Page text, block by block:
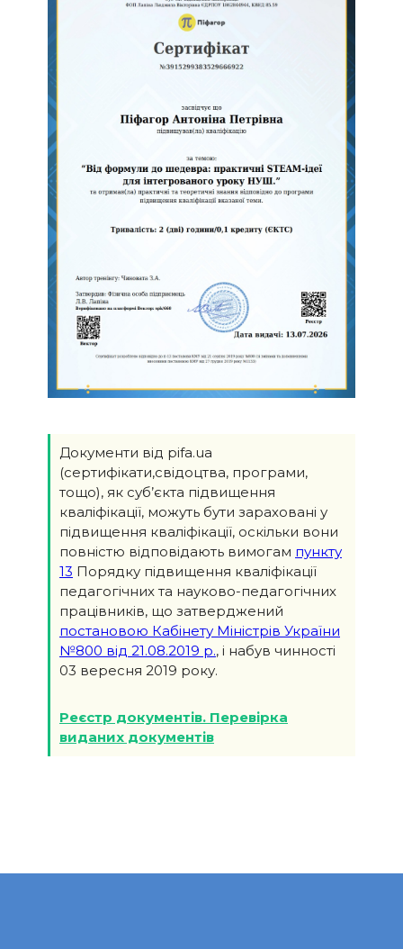
Документи від pifa.ua
(сертифікати,свідоцтва, програми,
тощо), як суб’єкта підвищення
кваліфікації, можуть бути зараховані у
підвищення кваліфікації, оскільки вони
повністю відповідають вимогам пункту
13 Порядку підвищення кваліфікації
педагогічних та науково-педагогічних
працівників, що затверджений
постановою Кабінету Міністрів України
№800 від 21.08.2019 р., і набув чинності
03 вересня 2019 року.
Реєстр документів. Перевірка
виданих документів